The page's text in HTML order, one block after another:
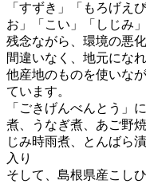
「すずき」「もろげえ
お」「こい」「しじみ
残念ながら、環境の悪
間違いなく、地元にな
他産地のものを使いな
ています。
「ごきげんべんとう」
煮、うなぎ煮、あご野
じみ時雨煮、とんばら
入り
そして、島根県産こし